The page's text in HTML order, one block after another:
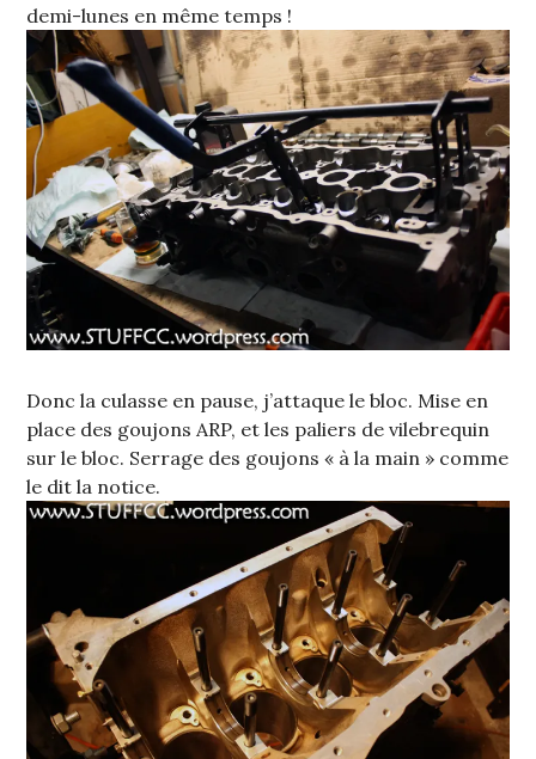
demi-lunes en même temps !
Donc la culasse en pause, j’attaque le bloc. Mise en
place des goujons ARP, et les paliers de vilebrequin
sur le bloc. Serrage des goujons « à la main » comme
le dit la notice.